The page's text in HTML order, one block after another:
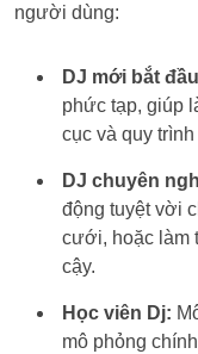
người dùng:
DJ mới bắt
phức tạp, giúp
cục và quy
DJ chuyên
động tuyệt vời
cưới, hoặc làm
cậy.
Học viên Dj:
mô phỏng